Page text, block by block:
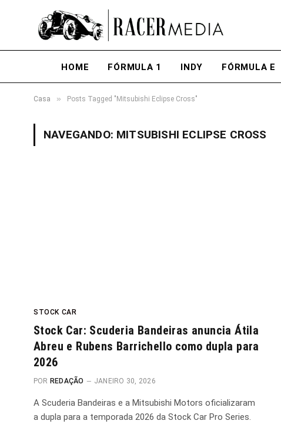
HOME FÓRMULA 1 INDY FÓRMULA E
Casa » Posts Tagged "Mitsubishi Eclipse Cross"
NAVEGANDO: MITSUBISHI ECLIPSE CROSS
STOCK CAR
Stock Car: Scuderia Bandeiras anuncia Átila
Abreu e Rubens Barrichello como dupla para
2026
POR REDAÇÃO JANEIRO 30, 2026
A Scuderia Bandeiras e a Mitsubishi Motors oficializaram
a dupla para a temporada 2026 da Stock Car Pro Series.